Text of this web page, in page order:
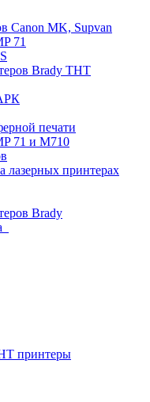
Canon MK, Supvan
71
Brady THT
печати
71 и M710
лазерных принтерах
Brady
принтеры